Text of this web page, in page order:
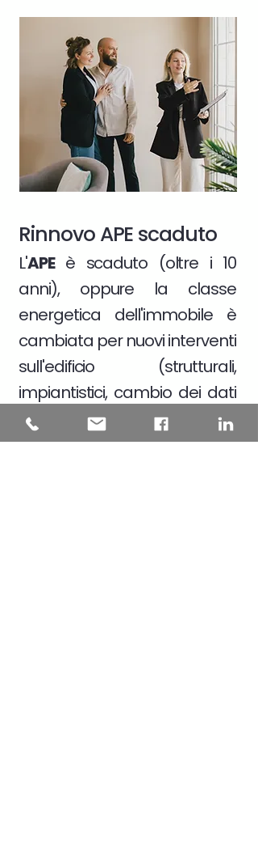
Rinnovo APE scaduto
L'APEè scaduto (oltre i 10
anni), oppure la classe
energetica dell'immobile è
cambiata per nuovi interventi
sull'edificio (strutturali,
impiantistici, cambio dei dati
catastali)